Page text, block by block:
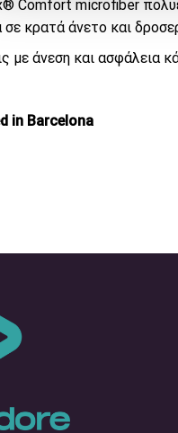
Comfort microfiber
κρατά άνετο και
με άνεση και
in Barcelona